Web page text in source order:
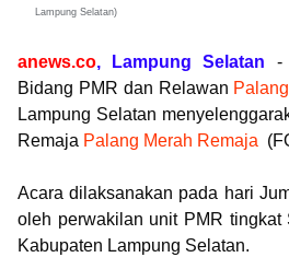
Lampung Selatan)
anews.co, Lampung Selatan -
Bidang PMR dan Relawan
Lampung Selatan
Remaja Palang Merah Remaja
Acara dilaksanakan pada hari
oleh perwakilan unit PMR tingkat
Kabupaten Lampung Selatan.